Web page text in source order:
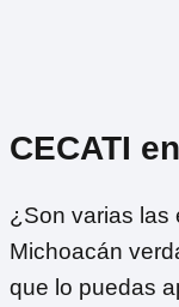
CECATI
¿Son varias las
Michoacán
que lo puedas